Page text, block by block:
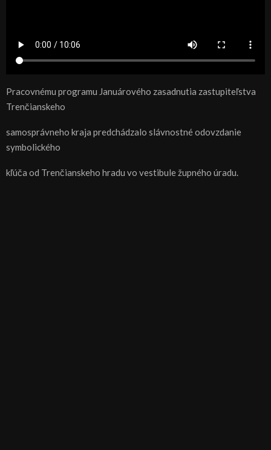
Pracovnému programu Januárového zasadnutia zastupiteľstva
Trenčianskeho
samosprávneho kraja predchádzalo slávnostné odovzdanie
symbolického
kľúča od Trenčianskeho hradu vo vestibule župného úradu.